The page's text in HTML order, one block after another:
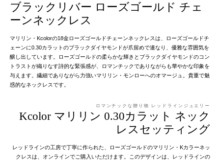
ブラックリバー ローズゴールド チェ
ーンネックレス
マリリン・Kcolorの18金ローズゴールドチェーンネックレスは、ローズゴールドチ
ェーンに0.30カラットのブラックダイヤモンドが爪留めで連なり、優雅な雰囲気を
醸し出しています。ローズゴールドの柔らかな輝きとブラックダイヤモンドのコン
トラストが織りなす詩的な緊張感が、ロマンチックでありながらも華やかな印象を
与えます。繊細でありながら力強いマリリン・モンローへのオマージュ。貴重で魅
惑的なネックレスです。
ロマンチックな贈り物 レッドラインジュエリー
Kcolor マリリン 0.30カラット ネック
レスセッティング
レッドラインの工房で丁寧に作られた、ローズゴールドのマリリン・Kカラーネッ
クレスは、オンラインでご購入いただけます。このデザインは、レッドラインの